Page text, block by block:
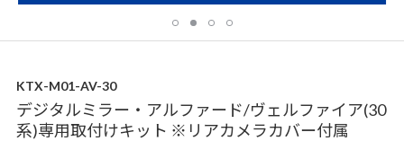
KTX-M01-AV-30
デジタルミラー・アルファード/ヴェルファイア(30
系)専用取付けキット ※リアカメラカバー付属